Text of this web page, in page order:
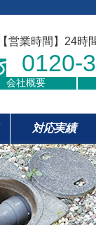
【営業時間】24
0120-
会社概要
対応実績